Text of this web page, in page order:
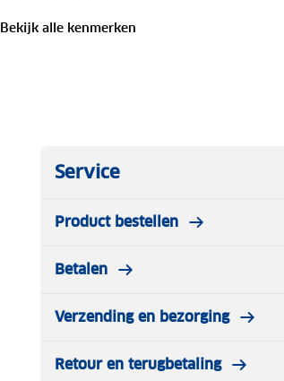
Bekijk alle kenmerken
Service
Product bestellen
Betalen
Verzending en bezorging
Retour en terugbetaling